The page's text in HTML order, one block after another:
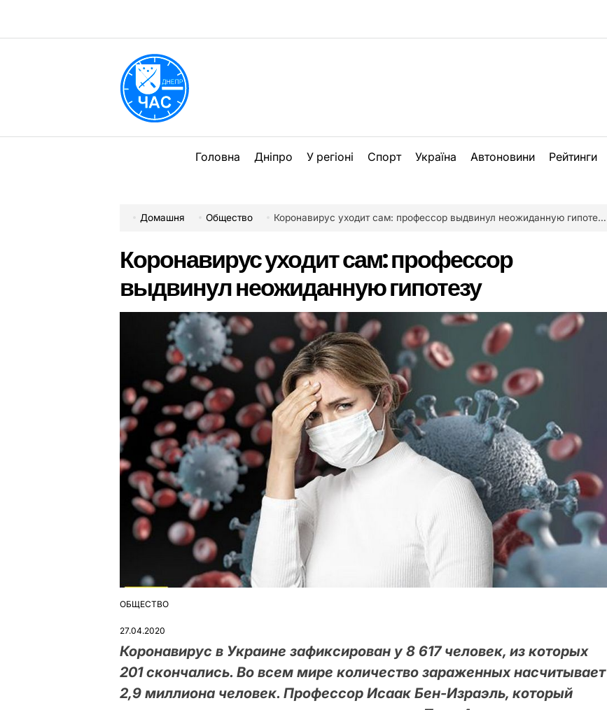
вмісту
Головна Дніпро У регіоні Спорт Україна Автоновини Рейтинги
Домашня Общество Коронавирус уходит сам: профессор выдвинул неожиданную гипотезу
Коронавирус уходит сам: профессор
выдвинул неожиданную гипотезу
ОПУБЛІКУВАТИ
ОБЩЕСТВО
27.04.2020
Коронавирус в Украине зафиксирован у 8 617 человек, из которых
201 скончались. Во всем мире количество зараженных насчитывает
2,9 миллиона человек. Профессор Исаак Бен-Израэль, который